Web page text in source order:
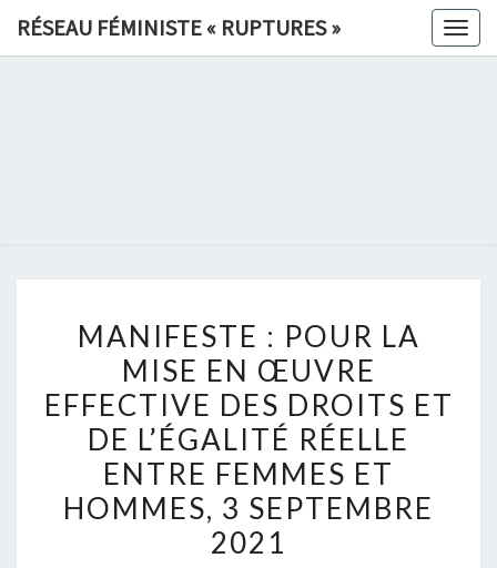
RÉSEAU FÉMINISTE « RUPTURES »
»
POUR
LA
MISE
EN
ŒUVRE
EFFECTIVE
DES
DROITS
MANIFESTE : POUR LA
MISE EN ŒUVRE
EFFECTIVE DES DROITS ET
DE L’ÉGALITÉ RÉELLE
ENTRE FEMMES ET
HOMMES, 3 SEPTEMBRE
2021